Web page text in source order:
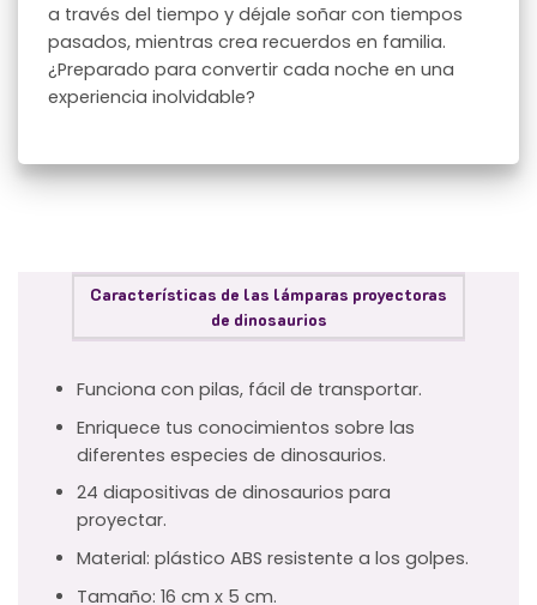
a través del tiempo y déjale soñar con tiempos
pasados, mientras crea recuerdos en familia.
¿Preparado para convertir cada noche en una
experiencia inolvidable?
Características de las lámparas proyectoras
de dinosaurios
Funciona con pilas, fácil de transportar.
Enriquece tus conocimientos sobre las
diferentes especies de dinosaurios.
24 diapositivas de dinosaurios para
proyectar.
Material: plástico ABS resistente a los golpes.
Tamaño: 16 cm x 5 cm.